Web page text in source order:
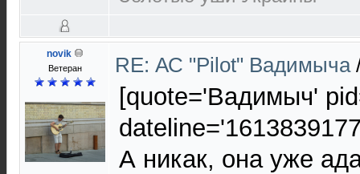
novik
Ветеран RE: АС "Pilot" Вадимыча
[quote='Вадимыч'
А никак, она уже